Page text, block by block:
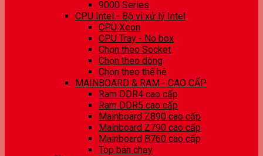
9000 Series
CPU Intel - Bộ vi xử lý Intel
CPU Xeon
CPU Tray - No box
Chọn theo Socket
Chọn theo dòng
Chọn theo thế hệ
MAINBOARD & RAM - CAO CẤP
Ram DDR4 cao cấp
Ram DDR5 cao cấp
Mainboard Z890 cao cấp
Mainboard Z790 cao cấp
Mainboard B760 cao cấp
Top bán chạy